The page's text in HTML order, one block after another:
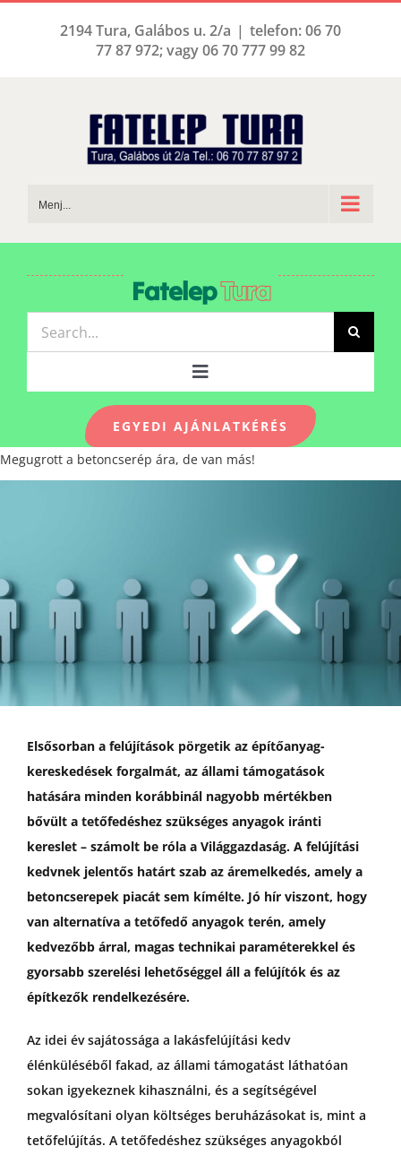
2194 Tura, Galábos u. 2/a | telefon: 06 70
77 87 972; vagy 06 70 777 99 82
Menj...
FatelepTura
Keresés...
Toggle
Navigation
TERMÉKEK-ÁRLISTA
KÉPGALÉRIA
RÓLUNK
HÍREK
EGYEDI AJÁNLATKÉRÉS
Megugrott a betoncserép ára, de van más!
Elsősorban a felújítások pörgetik az építőanyag-
kereskedések forgalmát, az állami támogatások
hatására minden korábbinál nagyobb mértékben
bővült a tetőfedéshez szükséges anyagok iránti
kereslet – számolt be róla a Világgazdaság. A felújítási
kedvnek jelentős határt szab az áremelkedés, amely a
betoncserepek piacát sem kímélte. Jó hír viszont, hogy
van alternatíva a tetőfedő anyagok terén, amely
kedvezőbb árral, magas technikai paraméterekkel és
gyorsabb szerelési lehetőséggel áll a felújítók és az
építkezők rendelkezésére.
Az idei év sajátossága a lakásfelújítási kedv
élénküléséből fakad, az állami támogatást láthatóan
sokan igyekeznek kihasználni, és a segítségével
megvalósítani olyan költséges beruházásokat is, mint a
tetőfelújítás. A tetőfedéshez szükséges anyagokból